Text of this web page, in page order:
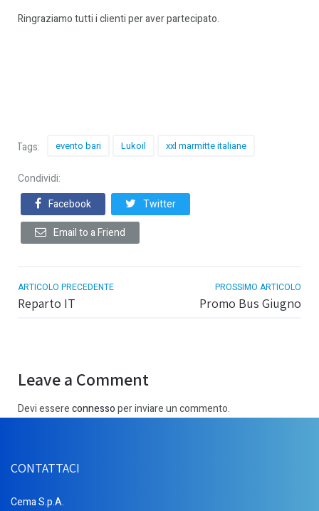
Ringraziamo tutti i clienti per aver partecipato.
Tags: evento bari Lukoil xxl marmitte italiane
Condividi:
Facebook
Twitter
Email to a Friend
ARTICOLO PRECEDENTE
Reparto IT
PROSSIMO ARTICOLO
Promo Bus Giugno
Leave a Comment
Devi essereconnessoper inviare un commento.
CONTATTACI
Cema S.p.A.